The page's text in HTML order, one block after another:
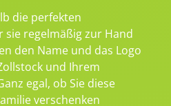
die perfekten
sie regelmäßig zur Hand
den Name und das Logo
und Ihrem
egal, ob Sie diese
verschenken